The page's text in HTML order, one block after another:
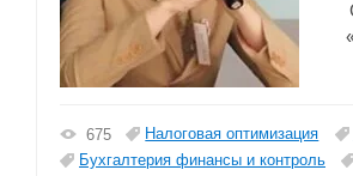
675 Налоговая оптимизация
Бухгалтерия финансы и контроль